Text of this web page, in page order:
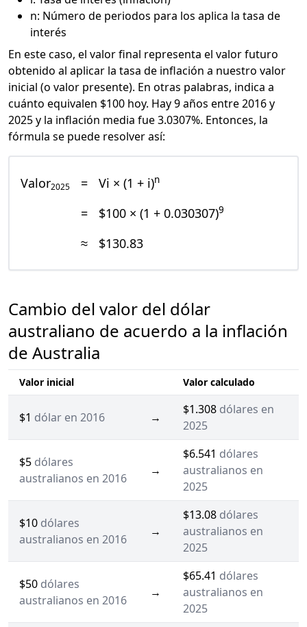
n: Número de periodos para los aplica la tasa de
interés
En este caso, el valor final representa el valor futuro
obtenido al aplicar la tasa de inflación a nuestro valor
inicial (o valor presente). En otras palabras, indica a
cuánto equivalen $100 hoy. Hay 9 años entre 2016 y
2025 y la inflación media fue 3.0307%. Entonces, la
fórmula se puede resolver así:
Valor2025 = Vi × (1 + i)n
= $100 × (1 + 0.030307)9
≈ $130.83
Cambio del valor del dólar
australiano de acuerdo a la inflación
de Australia
Valor inicial Valor calculado
$1 dólar en 2016 →
$1.308 dólares en
2025
$5 dólares
australianos en 2016
→
$6.541 dólares
australianos en
2025
$10 dólares
australianos en 2016
→
$13.08 dólares
australianos en
2025
$50 dólares
australianos en 2016
→
$65.41 dólares
australianos en
2025